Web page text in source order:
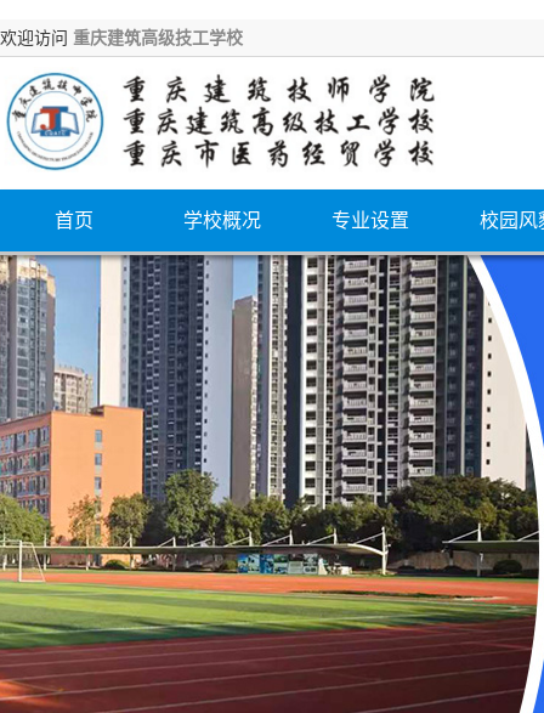
欢迎访问 重庆建筑高级技工学校
首页 学校概况 专业设置 校园风